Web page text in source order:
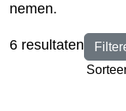
nemen.
6 resultaten